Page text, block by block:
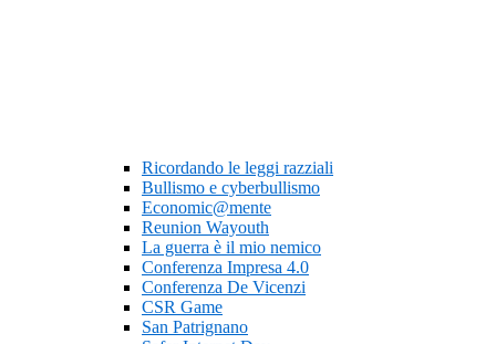
Ricordando le leggi razziali
Bullismo e cyberbullismo
Economic@mente
Reunion Wayouth
La guerra è il mio nemico
Conferenza Impresa 4.0
Conferenza De Vicenzi
CSR Game
San Patrignano